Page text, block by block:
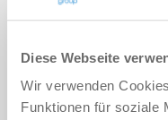
Diese Webseite
Wir verwenden
Funktionen für soziale